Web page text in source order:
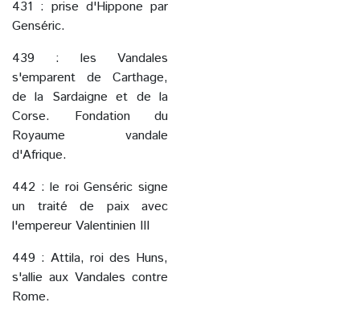
431 : prise d'Hippone par
Genséric.
439 : les Vandales
s'emparent de Carthage,
de la Sardaigne et de la
Corse. Fondation du
Royaume vandale
d'Afrique.
442 : le roi Genséric signe
un traité de paix avec
l'empereur Valentinien III
449 : Attila, roi des Huns,
s'allie aux Vandales contre
Rome.